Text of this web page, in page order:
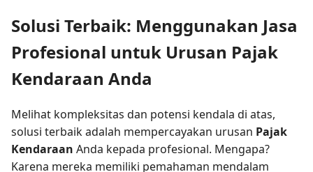
Solusi Terbaik: Menggunakan Jasa
Profesional untuk Urusan Pajak
Kendaraan Anda
Melihat kompleksitas dan potensi kendala di atas,
solusi terbaik adalah mempercayakan urusan Pajak
Kendaraan Anda kepada profesional. Mengapa?
Karena mereka memiliki pemahaman mendalam